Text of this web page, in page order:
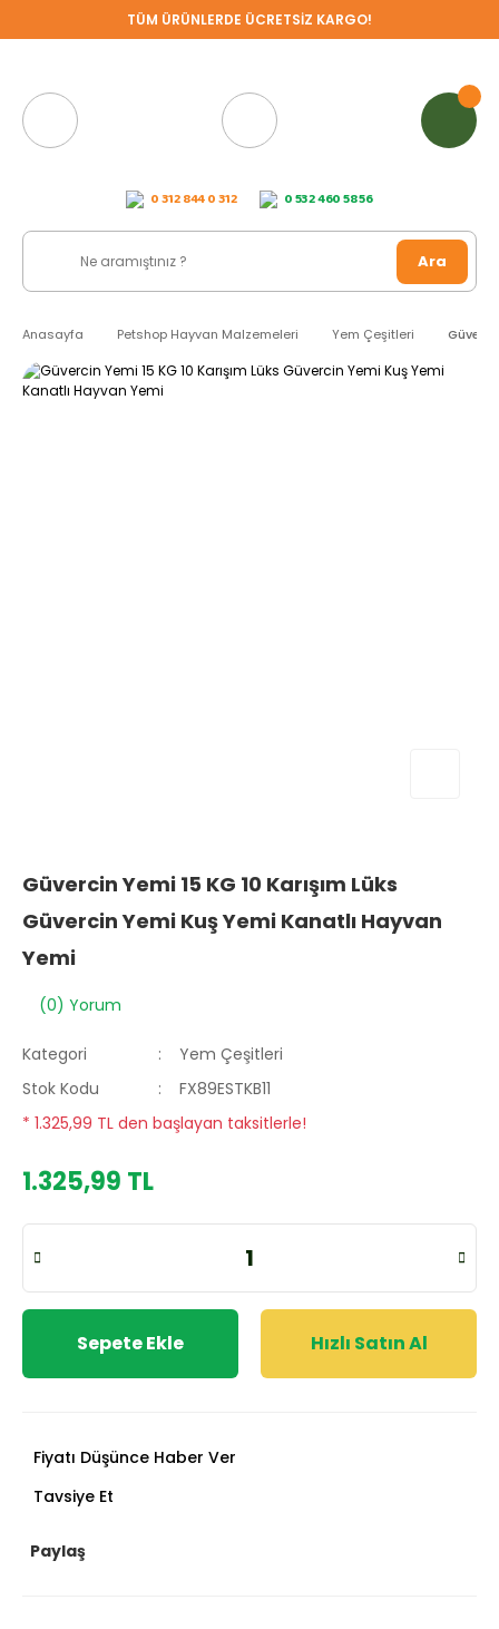
TÜM ÜRÜNLERDE ÜCRETSİZ KARGO!
0 312 844 0 312 0 532 460 58 56
Ara
Anasayfa Petshop Hayvan Malzemeleri Yem Çeşitleri
Güvercin Yemi 15 KG 10 Karışım Lüks
Güvercin Yemi Kuş Yemi Kanatlı Hayvan
Yemi
(0) Yorum
Kategori
Yem Çeşitleri
Stok Kodu
FX89ESTKB11
* 1.325,99 TL den başlayan taksitlerle!
1.325,99 TL
Sepete Ekle Hızlı Satın Al
Fiyatı Düşünce Haber Ver
Tavsiye Et
Paylaş